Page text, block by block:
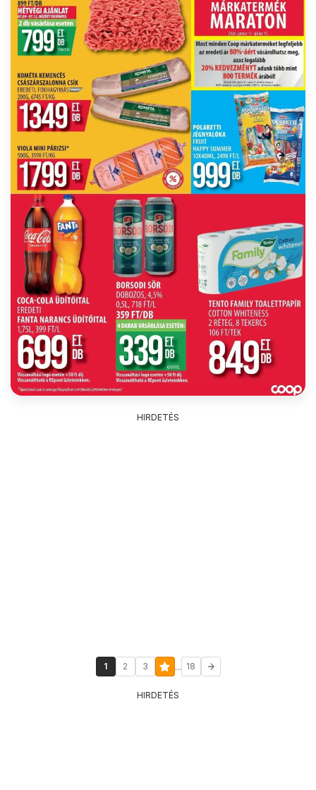
HIRDETÉS
1 2 3 ... 18
HIRDETÉS